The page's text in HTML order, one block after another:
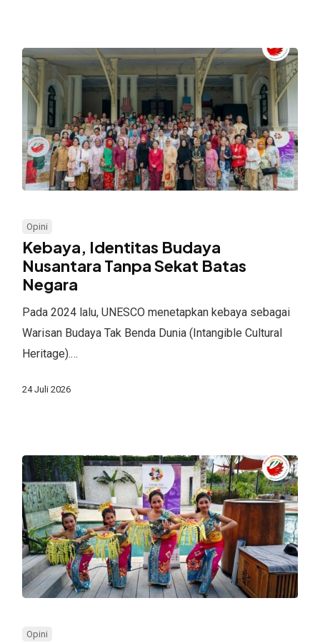
Identitas
Budaya
Nusantara
Tanpa
Opini
Kebaya, Identitas Budaya
Nusantara Tanpa Sekat Batas
Negara
Pada 2024 lalu, UNESCO menetapkan kebaya sebagai
Warisan Budaya Tak Benda Dunia (Intangible Cultural
Heritage).…
24 Juli 2026
Anak
Opini